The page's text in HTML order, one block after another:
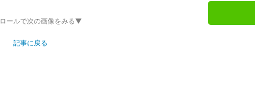
ールで次の画像をみる▼
記事に戻る